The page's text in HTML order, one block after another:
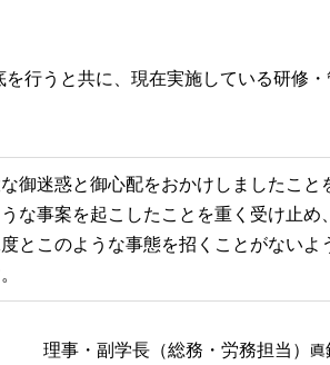
行うと共に、現在実施している研修
御迷惑と御心配をおかけしましたこと
な事案を起こしたことを重く受け止め
とこのような事態を招くことがないよ
理事・副学長（総務・労務担当）